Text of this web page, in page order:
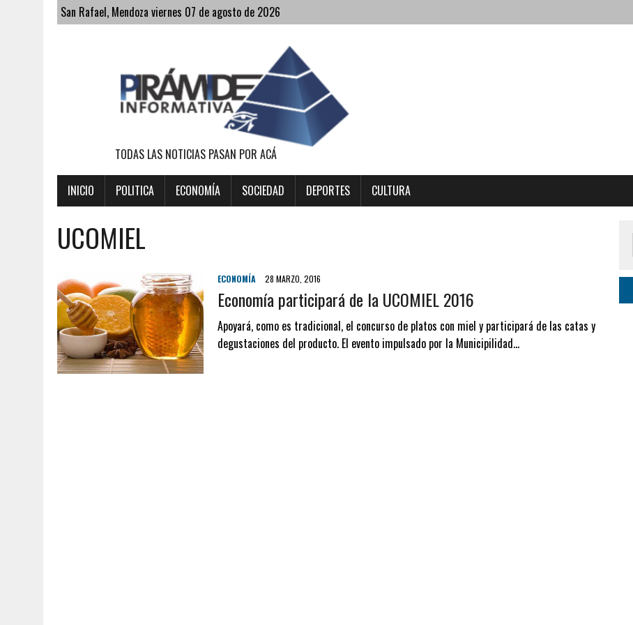
San Rafael, Mendoza viernes 07 de agosto de 2026
TODAS LAS NOTICIAS PASAN POR ACÁ
INICIO POLITICA ECONOMÍA SOCIEDAD DEPORTES CULTURA
UCOMIEL
ECONOMÍA 28 MARZO, 2016
Economía participará de la UCOMIEL 2016
Apoyará, como es tradicional, el concurso de platos con miel y participará de las catas y
degustaciones del producto. El evento impulsado por la Municipilidad…